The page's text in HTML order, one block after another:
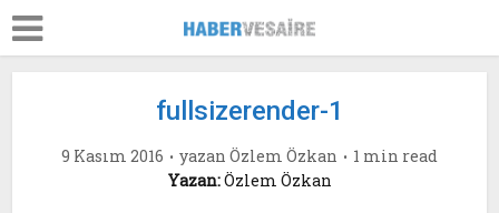
fullsizerender-1
9 Kasım 2016 yazan Özlem Özkan
1 min read
Yazan:Özlem Özkan